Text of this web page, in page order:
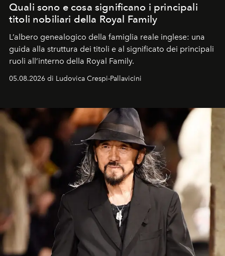
Quali sono e cosa significano i principali
titoli nobiliari della Royal Family
L’albero genealogico della famiglia reale inglese: una
guida alla struttura dei titoli e al significato dei principali
ruoli all’interno della Royal Family.
05.08.2026 di Ludovica Crespi-Pallavicini